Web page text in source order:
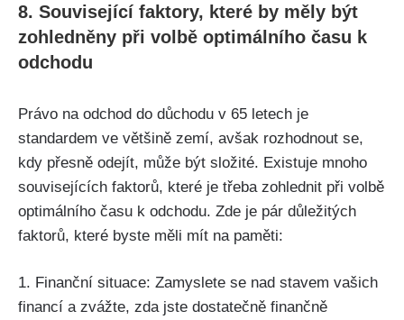
8. Související faktory, které by měly být
zohledněny při volbě optimálního času k
odchodu
Právo na odchod do důchodu v 65 letech je
standardem ve většině zemí, avšak rozhodnout se,
kdy přesně odejít, může být složité. Existuje mnoho
souvisejících faktorů, které je třeba zohlednit při volbě
optimálního času k odchodu. Zde je pár důležitých
faktorů, které byste měli mít na paměti:
1. Finanční situace: Zamyslete se nad stavem vašich
financí a zvážte, zda jste dostatečně finančně